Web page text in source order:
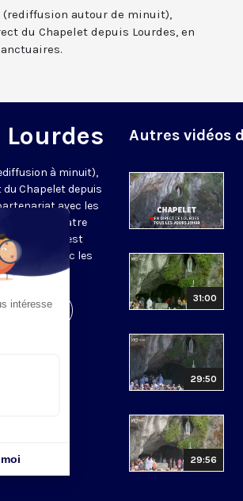
(rediffusion autour de minuit),
du Chapelet depuis Lourdes, en
Lourdes
à minuit),
Chapelet depuis
avec les
l'une des quatre
du Rosaire est
prière avec les
Autres vidéos
31:00
29:50
29:56